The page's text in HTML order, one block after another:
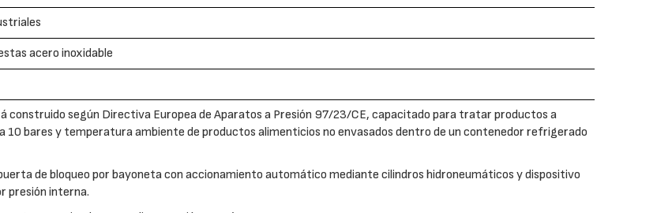
acero inoxidable
construido según Directiva Europea de Aparatos a Presión 97/23/CE, capacitado para tratar productos a
10 bares y temperatura ambiente de productos alimenticios no envasados dentro de un contenedor refrigerado
de bloqueo por bayoneta con accionamiento automático mediante cilindros hidroneumáticos y dispositivo
presión interna.